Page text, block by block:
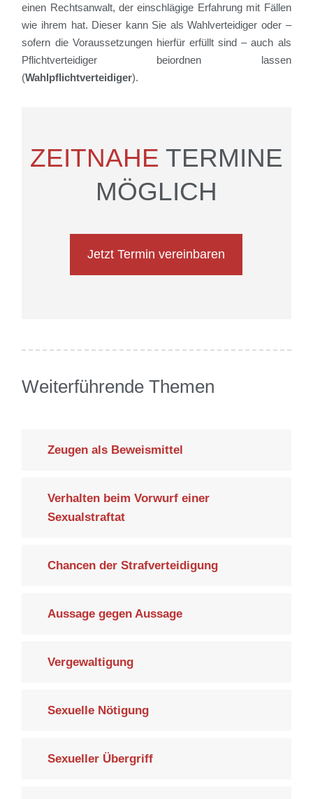
einen Rechtsanwalt, der einschlägige Erfahrung mit Fällen
wie ihrem hat. Dieser kann Sie als Wahlverteidiger oder –
sofern die Voraussetzungen hierfür erfüllt sind – auch als
Pflichtverteidiger beiordnen lassen
(Wahlpflichtverteidiger).
ZEITNAHE TERMINE
MÖGLICH
Jetzt Termin vereinbaren
Weiterführende Themen
Zeugen als Beweismittel
Verhalten beim Vorwurf einer
Sexualstraftat
Chancen der Strafverteidigung
Aussage gegen Aussage
Vergewaltigung
Sexuelle Nötigung
Sexueller Übergriff